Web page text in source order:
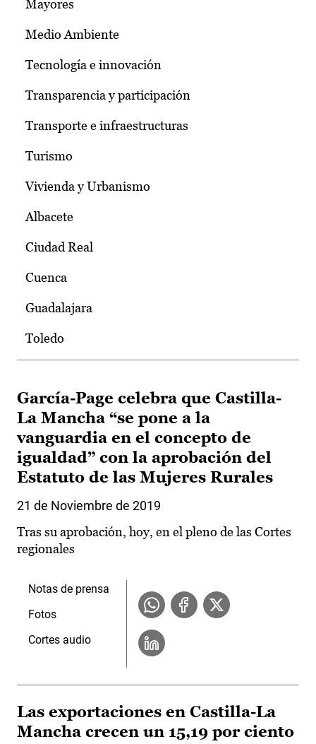
Mayores
Medio Ambiente
Tecnología e innovación
Transparencia y participación
Transporte e infraestructuras
Turismo
Vivienda y Urbanismo
Albacete
Ciudad Real
Cuenca
Guadalajara
Toledo
García-Page celebra que Castilla-
La Mancha “se pone a la
vanguardia en el concepto de
igualdad” con la aprobación del
Estatuto de las Mujeres Rurales
21 de Noviembre de 2019
Tras su aprobación, hoy, en el pleno de las Cortes
regionales
Notas de prensa
Fotos
Cortes audio
Las exportaciones en Castilla-La
Mancha crecen un 15,19 por ciento